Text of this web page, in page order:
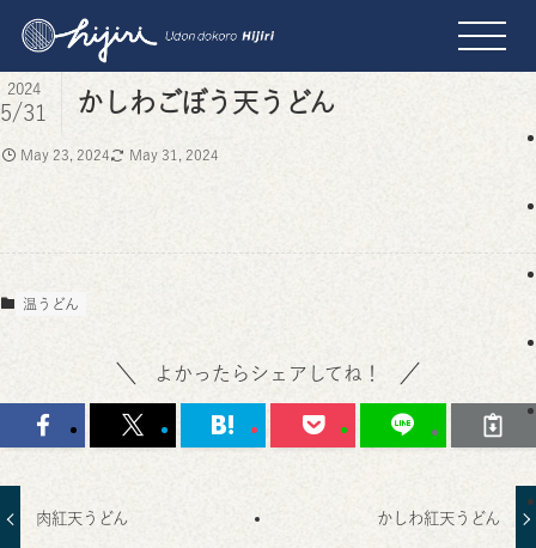
かしわごぼう天うどん
2024
5/31
May 23, 2024 May 31, 2024
温うどん
よかったらシェアしてね！
肉紅天うどん かしわ紅天うどん